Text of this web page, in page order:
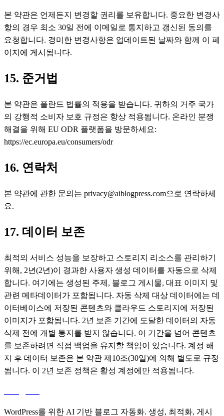
본 약관은 언제든지 변경할 권리를 보유합니다. 중요한 변경사
항의 경우 최소 30일 전에 이메일로 통지하고 갱신된 동의를
요청합니다. 경미한 변경사항은 업데이트된 날짜와 함께 이 페
이지에 게시됩니다.
15. 준거법
본 약관은 폴란드 법률의 적용을 받습니다. 귀하의 거주 국가
의 강행적 소비자 보호 규정은 항상 적용됩니다. 온라인 분쟁
해결을 위해 EU ODR 플랫폼을 방문하세요:
https://ec.europa.eu/consumers/odr
16. 연락처
본 약관에 관한 문의는 privacy@aiblogpress.com으로 연락하세
요.
17. 데이터 보존
최적의 서비스 성능을 보장하고 스토리지 리소스를 관리하기
위해, 2년(2년)이 경과한 사용자 생성 데이터를 자동으로 삭제
합니다. 여기에는 생성된 주제, 블로그 게시물, 대표 이미지 및
관련 메타데이터가 포함됩니다. 자동 삭제 대상 데이터에는 데
이터베이스에 저장된 콘텐츠와 클라우드 스토리지에 저장된
이미지가 포함됩니다. 2년 보존 기간에 도달한 데이터의 자동
삭제 전에 개별 통지를 받지 않습니다. 이 기간을 넘어 콘텐츠
를 보존하려면 직접 백업을 유지할 책임이 있습니다. 계정 해
지 후 데이터 보존은 본 약관 제10조(30일)에 의해 별도로 규정
됩니다. 이 2년 보존 정책은 활성 계정에만 적용됩니다.
WordPress를 위한 AI 기반 블로그 자동화. 생성, 최적화, 게시